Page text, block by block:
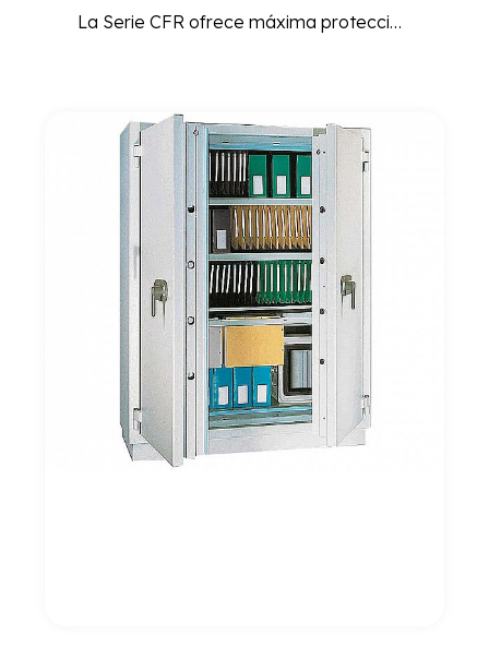
La Serie CFR ofrece máxima protección para el almacenamiento de efectivo y objetos valiosos, combinando resistencia, seguridad avanzada y un diseño robusto para entornos de alto riesgo.